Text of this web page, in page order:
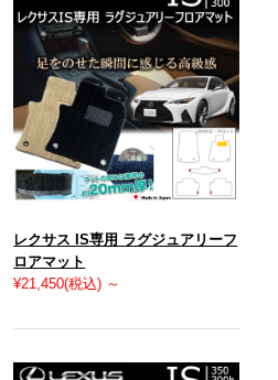
レクサス IS専用 ラグジュアリーフ
ロアマット
¥21,450(税込) ～